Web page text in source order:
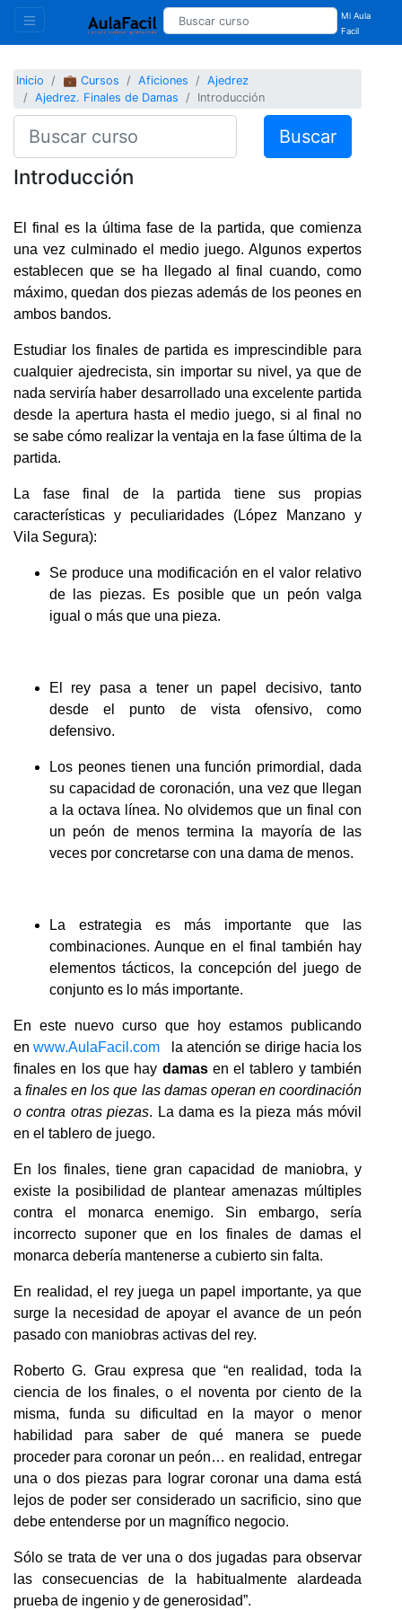
Mi Aula
Facil
Inicio 💼 Cursos Aficiones
Ajedrez
Ajedrez. Finales de Damas
Introducción
Buscar
Introducción
El final es la última fase de la partida, que comienza
una vez culminado el medio juego. Algunos expertos
establecen que se ha llegado al final cuando, como
máximo, quedan dos piezas además de los peones en
ambos bandos.
Estudiar los finales de partida es imprescindible para
cualquier ajedrecista, sin importar su nivel, ya que de
nada serviría haber desarrollado una excelente partida
desde la apertura hasta el medio juego, si al final no
se sabe cómo realizar la ventaja en la fase última de la
partida.
La fase final de la partida tiene sus propias
características y peculiaridades (López Manzano y
Vila Segura):
Se produce una modificación en el valor relativo
de las piezas. Es posible que un peón valga
igual o más que una pieza.
El rey pasa a tener un papel decisivo, tanto
desde el punto de vista ofensivo, como
defensivo.
Los peones tienen una función primordial, dada
su capacidad de coronación, una vez que llegan
a la octava línea. No olvidemos que un final con
un peón de menos termina la mayoría de las
veces por concretarse con una dama de menos.
La estrategia es más importante que las
combinaciones. Aunque en el final también hay
elementos tácticos, la concepción del juego de
conjunto es lo más importante.
En este nuevo curso que hoy estamos publicando
enwww.AulaFacil.com la atención se dirige hacia los
finales en los que hay damasen el tablero y también
afinales en los que las damas operan en coordinación
o contra otras piezas. La dama es la pieza más móvil
en el tablero de juego.
En los finales, tiene gran capacidad de maniobra, y
existe la posibilidad de plantear amenazas múltiples
contra el monarca enemigo. Sin embargo, sería
incorrecto suponer que en los finales de damas el
monarca debería mantenerse a cubierto sin falta.
En realidad, el rey juega un papel importante, ya que
surge la necesidad de apoyar el avance de un peón
pasado con maniobras activas del rey.
Roberto G. Grau expresa que “en realidad, toda la
ciencia de los finales, o el noventa por ciento de la
misma, funda su dificultad en la mayor o menor
habilidad para saber de qué manera se puede
proceder para coronar un peón… en realidad, entregar
una o dos piezas para lograr coronar una dama está
lejos de poder ser considerado un sacrificio, sino que
debe entenderse por un magnífico negocio.
Sólo se trata de ver una o dos jugadas para observar
las consecuencias de la habitualmente alardeada
prueba de ingenio y de generosidad”.